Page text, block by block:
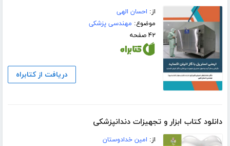
از: احسان الهی
موضوع: مهندسی پزشکی
۴۲ صفحه
دریافت از کتابراه
دانلود کتاب ابزار و تجهیزات دندانپزشکی
از: امین خدادوستان